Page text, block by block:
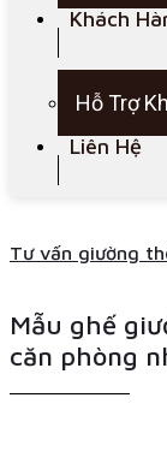
Khách
Hỗ Trợ
Liên Hệ
Tư vấn giường
Mẫu ghế
căn phòng